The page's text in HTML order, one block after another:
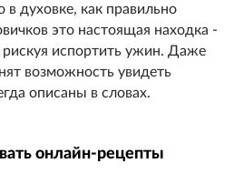
духовке, как правильно
это настоящая находка -
рискуя испортить ужин. Даже
возможность увидеть
описаны в словах.
онлайн-рецепты